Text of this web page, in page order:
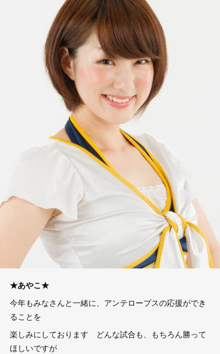
★あやこ★
今年もみなさんと一緒に、アンテロープスの応援ができ
ることを
楽しみにしております どんな試合も、もちろん勝って
ほしいですが